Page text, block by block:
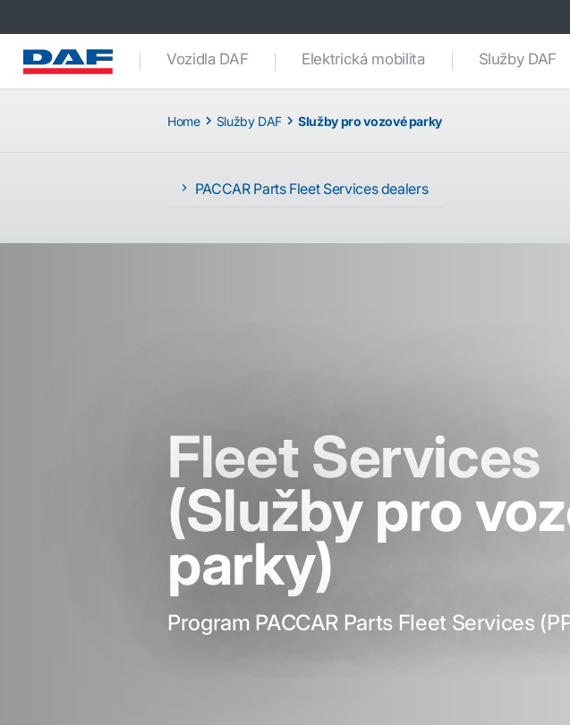
Vozidla DAF Elektrická mobilita Služby DAF
Home Služby DAF Služby pro vozové parky
PACCAR Parts Fleet Services dealers
Fleet Services
(Služby pro
parky)
Program PACCAR Parts Fleet Services